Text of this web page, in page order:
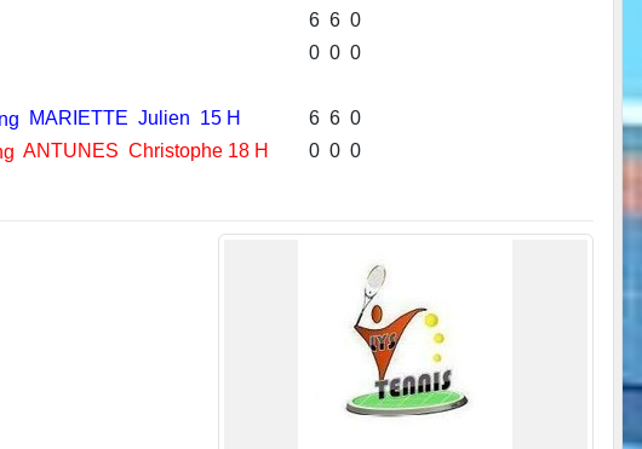
6 6 0
0 0 0
MARIETTE Julien 15 H 6 6 0
ANTUNES Christophe 18 H 0 0 0